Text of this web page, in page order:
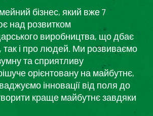
бізнес, який вже 7
над розвитком
виробництва, що дбає
так і про людей. Ми розвиваємо
та сприятливу
орієнтовану на майбутнє,
інновації від поля до
краще майбутнє завдяки